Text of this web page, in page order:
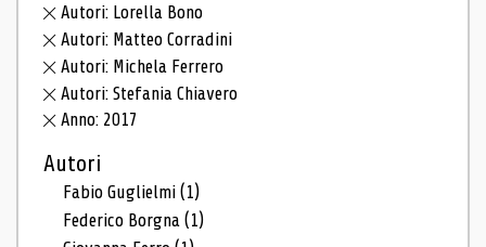
Autori: Lorella Bono
Autori: Matteo Corradini
Autori: Michela Ferrero
Autori: Stefania Chiavero
Anno: 2017
Autori
Fabio Guglielmi(1)
Federico Borgna(1)